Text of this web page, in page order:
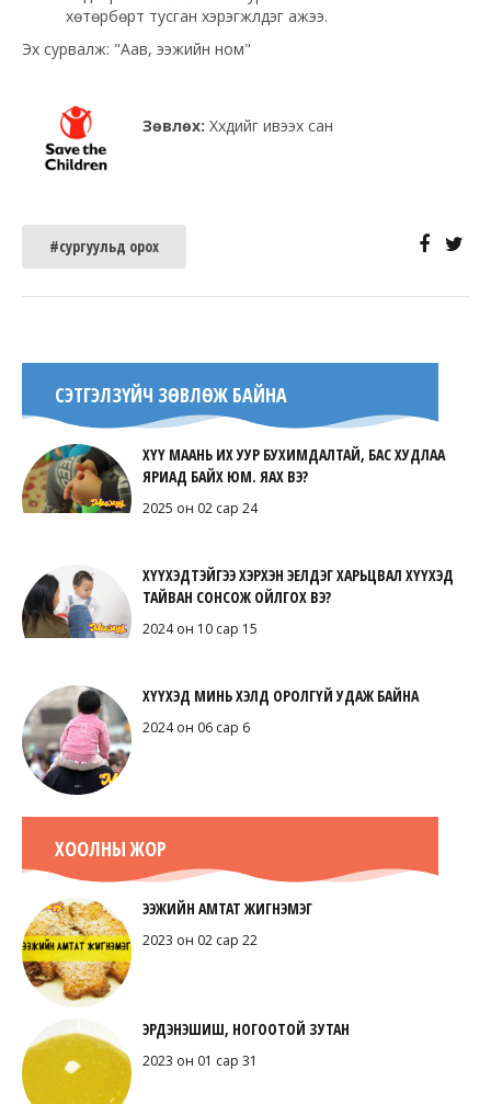
хөтөрбөрт тусган хэрэгжүүлдэг ажээ.
Эх сурвалж: "Аав, ээжийн ном"
Зөвлөх: Хүүхдийг ивээх сан
#сургуульд орох
СЭТГЭЛЗҮЙЧ ЗӨВЛӨЖ БАЙНА
ХҮҮ МААНЬ ИХ УУР БУХИМДАЛТАЙ, БАС ХУДЛАА
ЯРИАД БАЙХ ЮМ. ЯАХ ВЭ?
2025 он 02 сар 24
ХҮҮХЭДТЭЙГЭЭ ХЭРХЭН ЭЕЛДЭГ ХАРЬЦВАЛ ХҮҮХЭД
ТАЙВАН СОНСОЖ ОЙЛГОХ ВЭ?
2024 он 10 сар 15
ХҮҮХЭД МИНЬ ХЭЛД ОРОЛГҮЙ УДАЖ БАЙНА
2024 он 06 сар 6
ХООЛНЫ ЖОР
ЭЭЖИЙН АМТАТ ЖИГНЭМЭГ
2023 он 02 сар 22
ЭРДЭНЭШИШ, НОГООТОЙ ЗУТАН
2023 он 01 сар 31